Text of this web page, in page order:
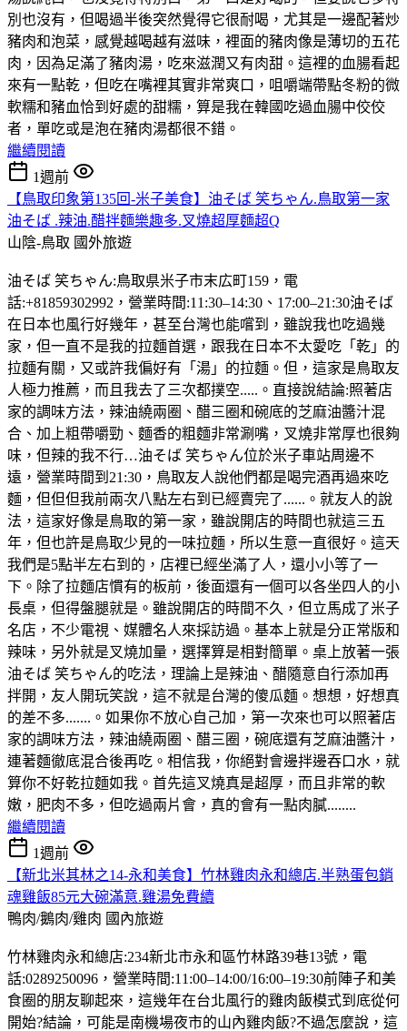
別也沒有，但喝過半後突然覺得它很耐喝，尤其是一邊配著炒
豬肉和泡菜，感覺越喝越有滋味，裡面的豬肉像是薄切的五花
肉，因為足滿了豬肉湯，吃來滋潤又有肉甜。這裡的血腸看起
來有一點乾，但吃在嘴裡其實非常爽口，咀嚼端帶點冬粉的微
軟糯和豬血恰到好處的甜糯，算是我在韓國吃過血腸中佼佼
者，單吃或是泡在豬肉湯都很不錯。
繼續閱讀
1週前
【鳥取印象第135回-米子美食】油そば 笑ちゃん.鳥取第一家
油そば .辣油.醋拌麵樂趣多.叉燒超厚麵超Q
山陰-鳥取 國外旅遊
油そば 笑ちゃん:鳥取県米子市末広町159，電
話:+81859302992，營業時間:11:30–14:30、17:00–21:30油そば
在日本也風行好幾年，甚至台灣也能嚐到，雖說我也吃過幾
家，但一直不是我的拉麵首選，跟我在日本不太愛吃「乾」的
拉麵有關，又或許我偏好有「湯」的拉麵。但，這家是鳥取友
人極力推薦，而且我去了三次都撲空.....。直接說結論:照著店
家的調味方法，辣油繞兩圈、醋三圈和碗底的芝麻油醬汁混
合、加上粗帶嚼勁、麵香的粗麵非常涮嘴，叉燒非常厚也很夠
味，但辣的我不行…油そば 笑ちゃん位於米子車站周邊不
遠，營業時間到21:30，鳥取友人說他們都是喝完酒再過來吃
麵，但但但我前兩次八點左右到已經賣完了......。就友人的說
法，這家好像是鳥取的第一家，雖說開店的時間也就這三五
年，但也許是鳥取少見的一味拉麵，所以生意一直很好。這天
我們是5點半左右到的，店裡已經坐滿了人，還小小等了一
下。除了拉麵店慣有的板前，後面還有一個可以各坐四人的小
長桌，但得盤腿就是。雖說開店的時間不久，但立馬成了米子
名店，不少電視、媒體名人來採訪過。基本上就是分正常版和
辣味，另外就是叉燒加量，選擇算是相對簡單。桌上放著一張
油そば 笑ちゃん的吃法，理論上是辣油、醋隨意自行添加再
拌開，友人開玩笑說，這不就是台灣的傻瓜麵。想想，好想真
的差不多.......。如果你不放心自己加，第一次來也可以照著店
家的調味方法，辣油繞兩圈、醋三圈，碗底還有芝麻油醬汁，
連著麵徹底混合後再吃。相信我，你絕對會邊拌邊吞口水，就
算你不好乾拉麵如我。首先這叉燒真是超厚，而且非常的軟
嫩，肥肉不多，但吃過兩片會，真的會有一點肉膩........
繼續閱讀
1週前
【新北米其林之14-永和美食】竹林雞肉永和總店.半熟蛋包銷
魂雞飯85元大碗滿意.雞湯免費續
鴨肉/鵝肉/雞肉 國內旅遊
竹林雞肉永和總店:234新北市永和區竹林路39巷13號，電
話:0289250096，營業時間:11:00–14:00/16:00–19:30前陣子和美
食圈的朋友聊起來，這幾年在台北風行的雞肉飯模式到底從何
開始?結論，可能是南機場夜市的山內雞肉飯?不過怎麼說，這